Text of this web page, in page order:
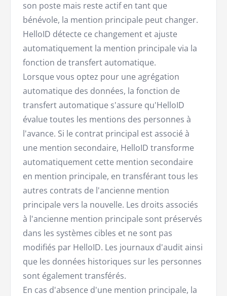
son poste mais reste actif en tant que
bénévole, la mention principale peut changer.
HelloID détecte ce changement et ajuste
automatiquement la mention principale via la
fonction de transfert automatique.
Lorsque vous optez pour une agrégation
automatique des données, la fonction de
transfert automatique s'assure qu'HelloID
évalue toutes les mentions des personnes à
l'avance. Si le contrat principal est associé à
une mention secondaire, HelloID transforme
automatiquement cette mention secondaire
en mention principale, en transférant tous les
autres contrats de l'ancienne mention
principale vers la nouvelle. Les droits associés
à l'ancienne mention principale sont préservés
dans les systèmes cibles et ne sont pas
modifiés par HelloID. Les journaux d'audit ainsi
que les données historiques sur les personnes
sont également transférés.
En cas d'absence d'une mention principale, la